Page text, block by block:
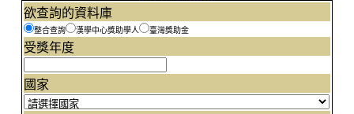
欲查詢的資料庫
整合查詢 漢學中心獎助學人 臺灣獎助金
受獎年度
國家